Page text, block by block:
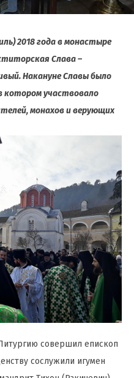
2018 года в монастыре
Слава –
Накануне Славы было
котором участвовало
монахов и верующих
совершил епископ
сослужили игумен